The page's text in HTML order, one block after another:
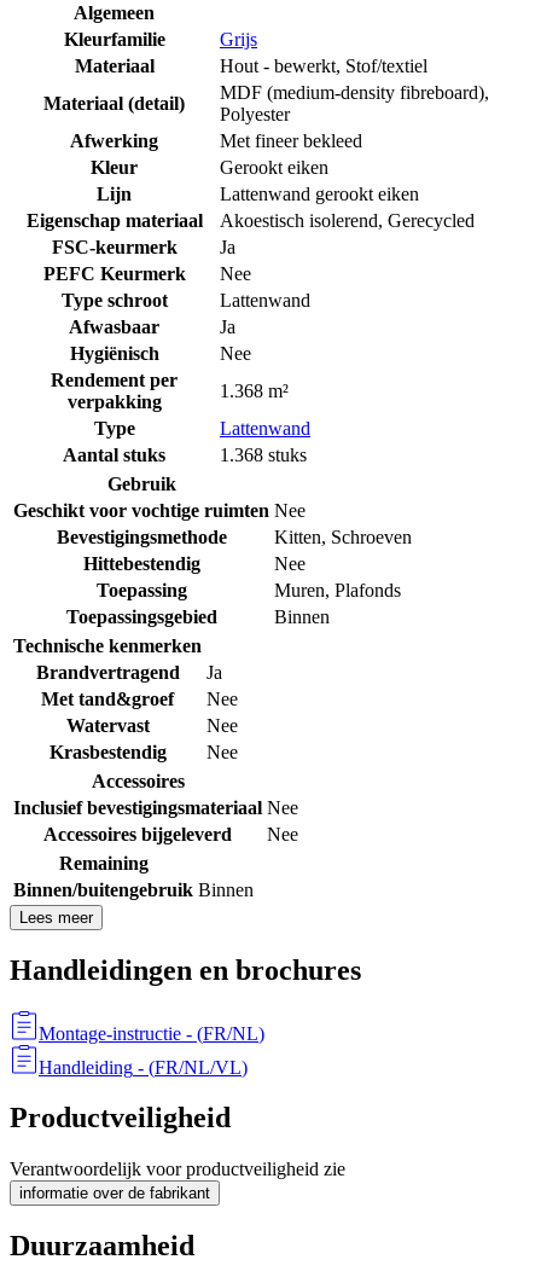
Algemeen
Kleurfamilie
Grijs
Materiaal
Hout - bewerkt, Stof/textiel
Materiaal (detail)
MDF (medium-density fibreboard),
Polyester
Afwerking
Met fineer bekleed
Kleur
Gerookt eiken
Lijn
Lattenwand gerookt eiken
Eigenschap materiaal
Akoestisch isolerend, Gerecycled
FSC-keurmerk
Ja
PEFC Keurmerk
Nee
Type schroot
Lattenwand
Afwasbaar
Ja
Hygiënisch
Nee
Rendement per
verpakking
1.368 m²
Type
Lattenwand
Aantal stuks
1.368 stuks
Gebruik
Geschikt voor vochtige ruimten Nee
Bevestigingsmethode
Kitten, Schroeven
Hittebestendig
Nee
Toepassing
Muren, Plafonds
Toepassingsgebied
Binnen
Technische kenmerken
Brandvertragend
Ja
Met tand&groef
Nee
Watervast
Nee
Krasbestendig
Nee
Accessoires
Inclusief bevestigingsmateriaal Nee
Accessoires bijgeleverd
Nee
Remaining
Binnen/buitengebruik Binnen
Lees meer
Handleidingen en brochures
Montage-instructie - (FR/NL)
Handleiding - (FR/NL/VL)
Productveiligheid
Verantwoordelijk voor productveiligheid zie
informatie over de fabrikant
Duurzaamheid